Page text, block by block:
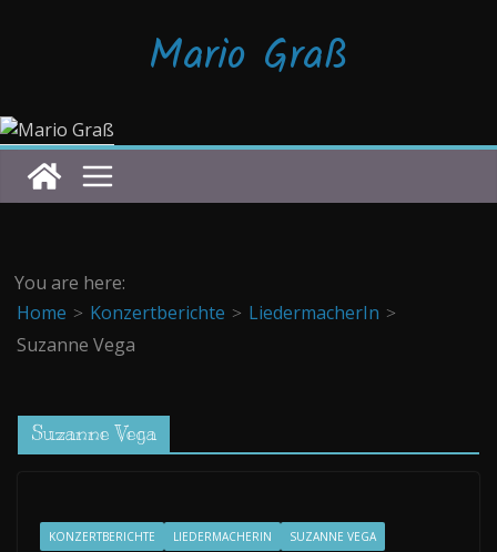
Mario Graß
You are here:
Home
Konzertberichte
LiedermacherIn
Suzanne Vega
Suzanne Vega
KONZERTBERICHTE LIEDERMACHERIN SUZANNE VEGA